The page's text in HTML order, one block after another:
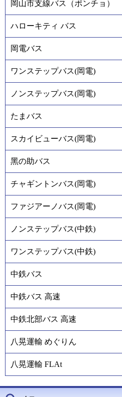
岡山市支線バス（ポンチョ）
ハローキティ バス
岡電バス
ワンステップバス(岡電)
ノンステップバス(岡電)
たまバス
スカイビューバス(岡電)
黑の助バス
チャギントンバス(岡電)
ファジアーノバス(岡電)
ノンステップバス(中鉄)
ワンステップバス(中鉄)
中鉄バス
中鉄バス 高速
中鉄北部バス 高速
八晃運輸 めぐりん
八晃運輸 FLAt